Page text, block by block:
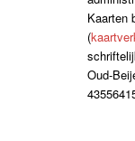
Kaarten
(
Oud-